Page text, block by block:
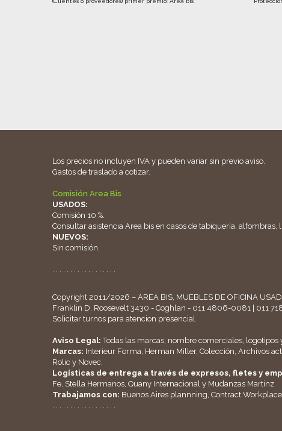
Los precios no incluyen IVA y pueden variar sin previo aviso.
Gastos de traslado a cotizar.
Comisión Area Bis
USADOS:
Comisión 10 %.
Consultar asistencia Area bis en casos de tabiquería, alfombras,
NUEVOS:
Sin comisión.
. . . . . . . . . . . . . . . . . .
Copyright 2011/2026 – AREA BIS, MUEBLES DE OFICINA
Franklin D. Roosevelt 3430 - Coghlan - 011 4806-0081 | 011
Solicitar turnos para atencion presencial
Aviso Legal: Todas las marcas, nombre comerciales,
Marcas: Interieur Forma, Herman Miller, Colección, Archivos
Rolic y Novec.
Logísticas de entrega a través de expresos, fletes y
Fe, Stella Hermanos, Quany Internacional y Mudanzas Martinz
Trabajamos con: Buenos Aires plannning, Contract
. . . . . . . . . . . . . . . . . .